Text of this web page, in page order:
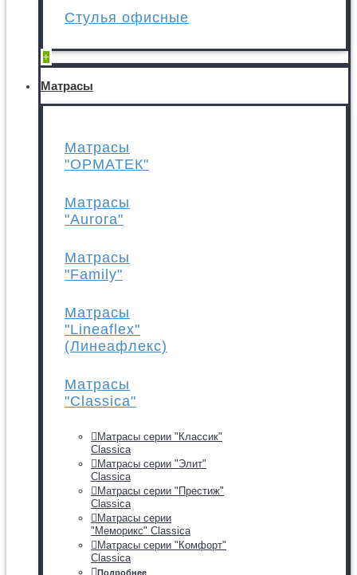
Стулья офисные
+
Матрасы
Матрасы
"ОРМАТЕК"
Матрасы
"Aurora"
Матрасы
"Family"
Матрасы
"Lineaflex"
(Линеафлекс)
Матрасы
"Classica"
Матрасы серии "Классик"
Classica
Матрасы серии "Элит"
Classica
Матрасы серии "Престиж"
Classica
Матрасы серии
"Меморикс" Classica
Матрасы серии "Комфорт"
Classica
Подробнее